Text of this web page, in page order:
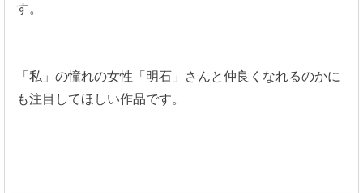
す。
「私」の憧れの女性「明石」さんと仲良くなれるのかに
も注目してほしい作品です。